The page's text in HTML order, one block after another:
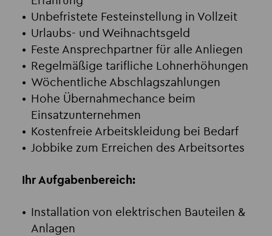
Unbefristete Festeinstellung in Vollzeit
Urlaubs- und Weihnachtsgeld
Feste Ansprechpartner für alle Anliegen
Regelmäßige tarifliche Lohnerhöhungen
Wöchentliche Abschlagszahlungen
Hohe Übernahmechance beim
Einsatzunternehmen
Kostenfreie Arbeitskleidung bei Bedarf
Jobbike zum Erreichen des Arbeitsortes
Ihr Aufgabenbereich:
Installation von elektrischen Bauteilen &
Anlagen